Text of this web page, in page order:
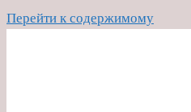
Перейти к содержимому